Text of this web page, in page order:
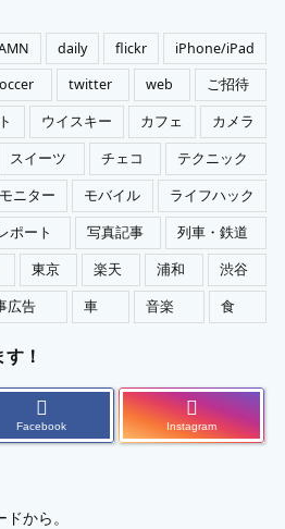
daily flickr
iPhone/iPad
twitter web
ご招待
ウイスキー カフェ
カメラ
スイーツ チェコ
テクニック
モニター モバイル
ライフハック
ポート 写真記事
列車・鉄道
東京 楽天 浦和
渋谷
広告 車 音楽 食
！
Facebook Instagram
から。